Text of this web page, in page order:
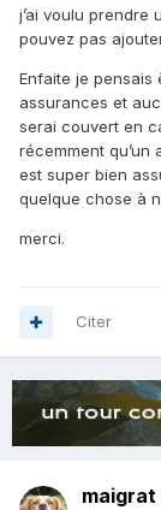
j’ai voulu prendre
pouvez pas
Enfaite je pensais
assurances et
serai couvert en
récemment
est super bien
quelque chose à
merci.
Citer
maigrat